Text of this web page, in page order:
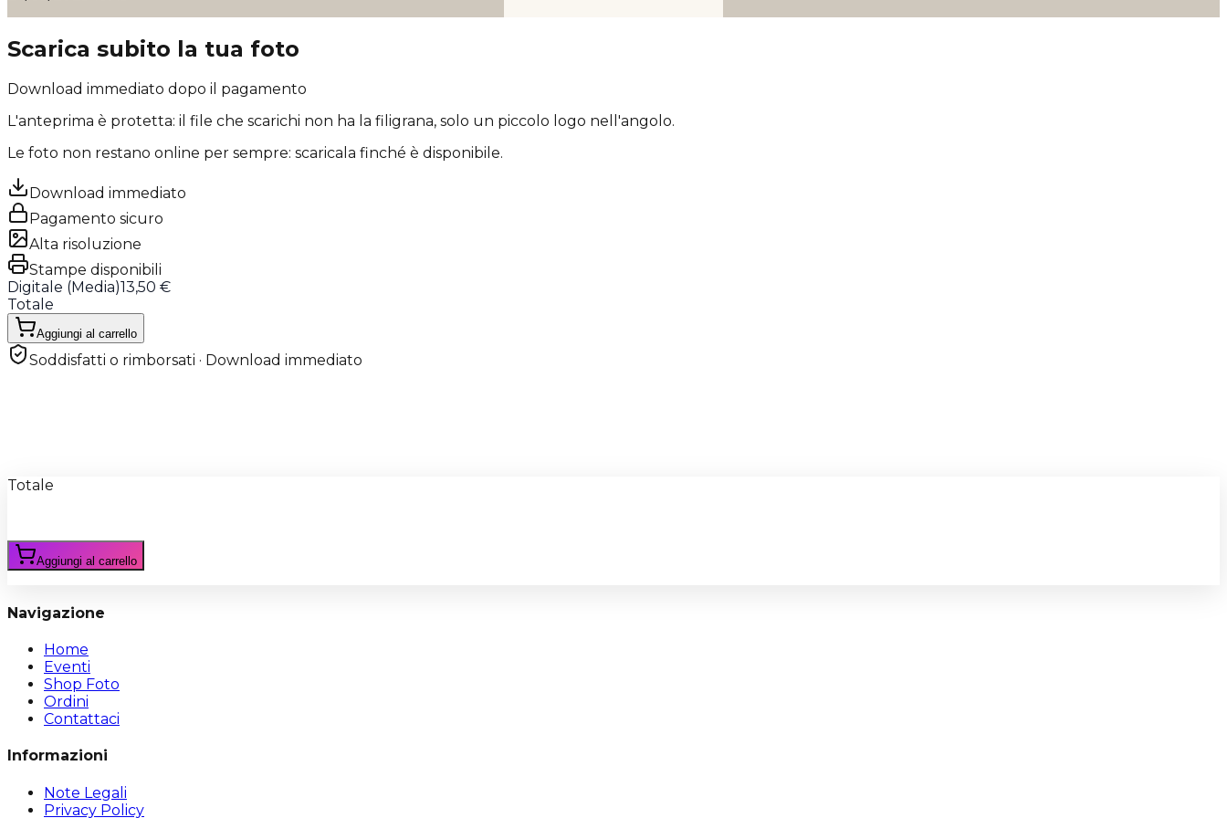
Scarica subito la tua foto
Download immediato dopo il pagamento
L'anteprima è protetta: il file che scarichi non ha la filigrana, solo un piccolo logo nell'angolo.
Le foto non restano online per sempre: scaricala finché è disponibile.
Download immediato
Pagamento sicuro
Alta risoluzione
Stampe disponibili
Digitale (Media)13,50 €
Totale
Aggiungi al carrello
Soddisfatti o rimborsati · Download immediato
Totale
Aggiungi al carrello
Navigazione
Home
Eventi
Shop Foto
Ordini
Contattaci
Informazioni
Note Legali
Privacy Policy